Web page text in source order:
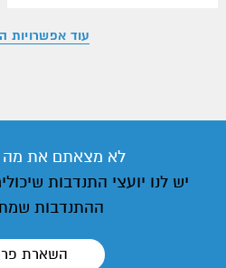
עוד אפשרויות
לא מצאתם את
יש לנו יועצי התנדבות
ההתנדבות
השארת